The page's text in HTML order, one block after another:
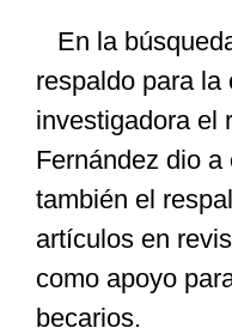
En la
respaldo para la
investigadora el
Fernández dio
también el
artículos en
como apoyo
becarios.